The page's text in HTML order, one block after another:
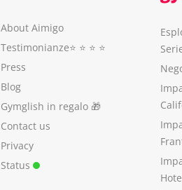
About Aimigo
Testimonianze⭐️ ⭐️ ⭐️ ⭐️
Press
Blog
Gymglish in regalo 🎁
Contact us
Privacy
Status